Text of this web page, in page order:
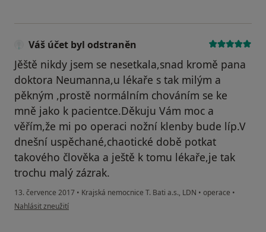
Váš účet byl odstraněn
Jěště nikdy jsem se nesetkala,snad kromě pana
doktora Neumanna,u lékaře s tak milým a
pěkným ,prostě normálním chováním se ke
mně jako k pacientce.Děkuju Vám moc a
věřím,že mi po operaci nožní klenby bude líp.V
dnešní uspěchané,chaotické době potkat
takového člověka a ještě k tomu lékaře,je tak
trochu malý zázrak.
13. července 2017 • Krajská nemocnice T. Bati a.s., LDN • operace •
podle názoru uživatele Váš účet byl odstraněn
Nahlásit zneužití